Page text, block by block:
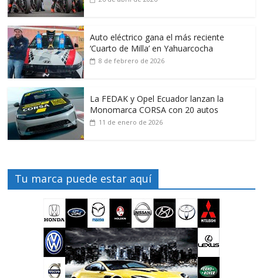
Auto eléctrico gana el más reciente
‘Cuarto de Milla’ en Yahuarcocha
8 de febrero de 2026
La FEDAK y Opel Ecuador lanzan la
Monomarca CORSA con 20 autos
11 de enero de 2026
Tu marca puede estar aquí